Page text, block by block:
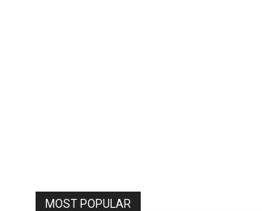
MOST POPULAR